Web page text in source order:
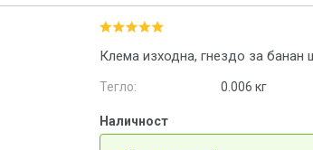
Клема изходна, гнездо за банан
Тегло: 0.006 кг
Наличност